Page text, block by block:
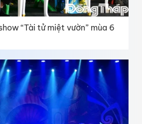
“Tài tử miệt vườn” mùa 6